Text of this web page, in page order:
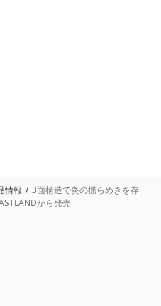
情報
3面構造で炎の揺らめきを存
から発売